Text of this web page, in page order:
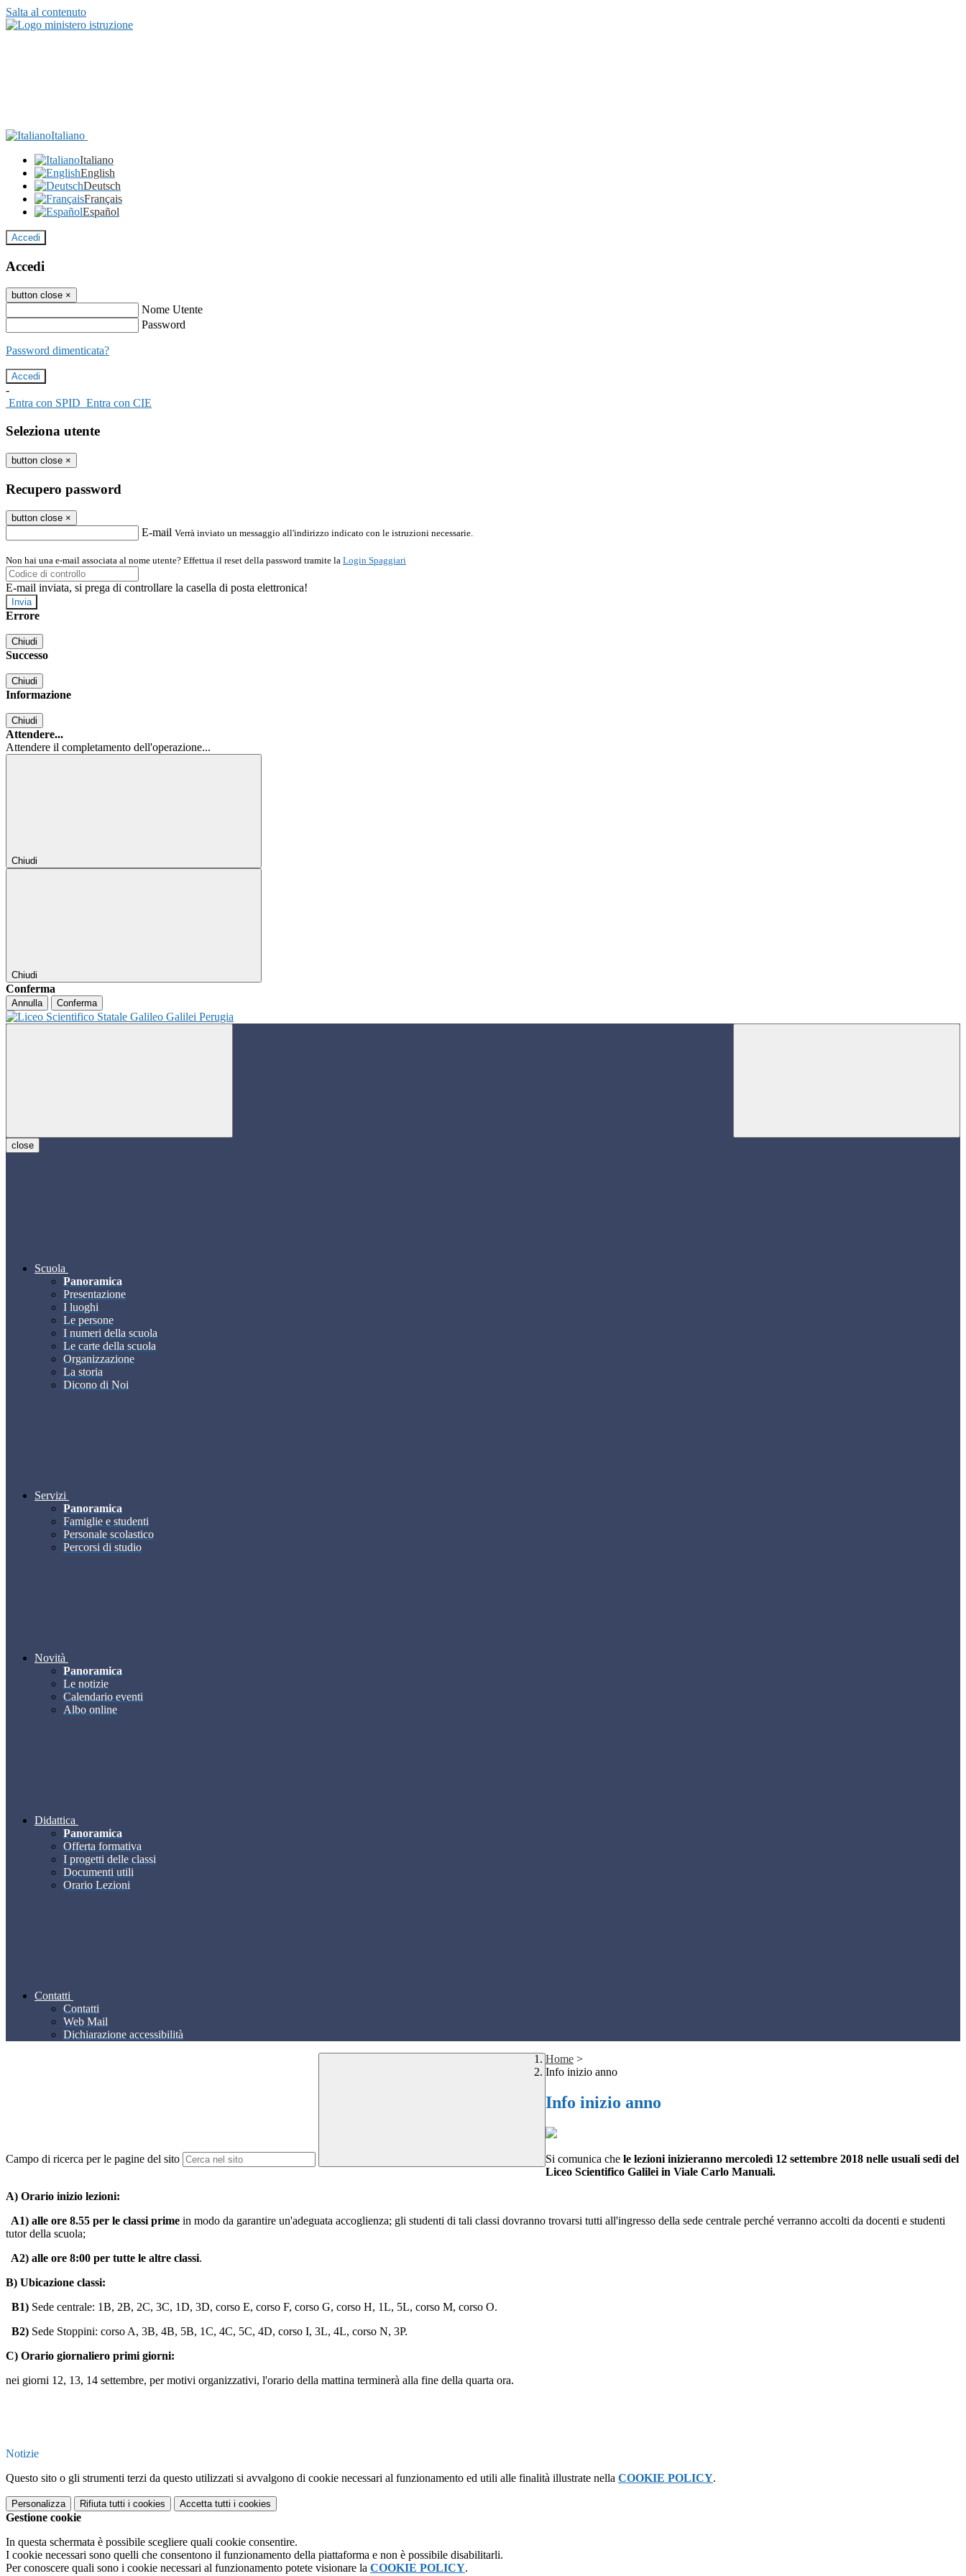
Salta al contenuto
Italiano
Italiano
English
Deutsch
Français
Español
Accedi
Accedi
button close ×
Nome Utente
Password
Password dimenticata?
-
Entra con SPID Entra con CIE
Seleziona utente
button close ×
Recupero password
button close ×
E-mail Verrà inviato un messaggio all'indirizzo indicato con le istruzioni necessarie.
Non hai una e-mail associata al nome utente? Effettua il reset della password tramite la Login Spaggiari
E-mail inviata, si prega di controllare la casella di posta elettronica!
Errore
Chiudi
Successo
Chiudi
Informazione
Chiudi
Attendere...
Attendere il completamento dell'operazione...
Chiudi
Chiudi
Conferma
Annulla Conferma
close
Scuola
Panoramica
Presentazione
I luoghi
Le persone
I numeri della scuola
Le carte della scuola
Organizzazione
La storia
Dicono di Noi
Servizi
Panoramica
Famiglie e studenti
Personale scolastico
Percorsi di studio
Novità
Panoramica
Le notizie
Calendario eventi
Albo online
Didattica
Panoramica
Offerta formativa
I progetti delle classi
Documenti utili
Orario Lezioni
Contatti
Contatti
Web Mail
Dichiarazione accessibilità
Campo di ricerca per le pagine del sito
Home >
Info inizio anno
Info inizio anno
Si comunica che le lezioni inizieranno mercoledì 12 settembre 2018 nelle usuali sedi del
Liceo Scientifico Galilei in Viale Carlo Manuali.
A) Orario inizio lezioni:
A1) alle ore 8.55 per le classi prime in modo da garantire un'adeguata accoglienza; gli studenti di tali classi dovranno trovarsi tutti all'ingresso della sede centrale perché verranno accolti da docenti e studenti
tutor della scuola;
A2) alle ore 8:00 per tutte le altre classi.
B) Ubicazione classi:
B1) Sede centrale: 1B, 2B, 2C, 3C, 1D, 3D, corso E, corso F, corso G, corso H, 1L, 5L, corso M, corso O.
B2) Sede Stoppini: corso A, 3B, 4B, 5B, 1C, 4C, 5C, 4D, corso I, 3L, 4L, corso N, 3P.
C) Orario giornaliero primi giorni:
nei giorni 12, 13, 14 settembre, per motivi organizzativi, l'orario della mattina terminerà alla fine della quarta ora.
Notizie
Questo sito o gli strumenti terzi da questo utilizzati si avvalgono di cookie necessari al funzionamento ed utili alle finalità illustrate nella COOKIE POLICY.
Personalizza Rifiuta tutti i cookies Accetta tutti i cookies
Gestione cookie
In questa schermata è possibile scegliere quali cookie consentire.
I cookie necessari sono quelli che consentono il funzionamento della piattaforma e non è possibile disabilitarli.
Per conoscere quali sono i cookie necessari al funzionamento potete visionare la COOKIE POLICY.